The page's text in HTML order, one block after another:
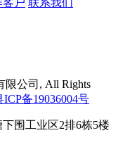
客户 联系我们
限公司, All Rights
ICP备19036004号
围工业区2排6栋5楼